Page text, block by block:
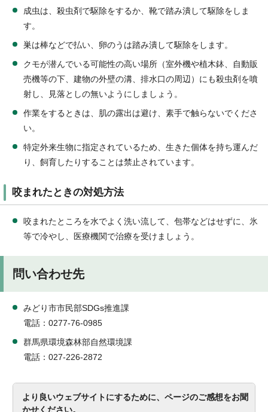
成虫は、殺虫剤で駆除をするか、靴で踏み潰して駆除をしま
す。
巣は棒などで払い、卵のうは踏み潰して駆除をします。
クモが潜んでいる可能性の高い場所（室外機や植木鉢、自動販
売機等の下、建物の外壁の溝、排水口の周辺）にも殺虫剤を噴
射し、見落としの無いようにしましょう。
作業をするときは、肌の露出は避け、素手で触らないでくださ
い。
特定外来生物に指定されているため、生きた個体を持ち運んだ
り、飼育したりすることは禁止されています。
咬まれたときの対処方法
咬まれたところを水でよく洗い流して、包帯などはせずに、氷
等で冷やし、医療機関で治療を受けましょう。
問い合わせ先
みどり市市民部SDGs推進課
電話：0277-76-0985
群馬県環境森林部自然環境課
電話：027-226-2872
より良いウェブサイトにするために、ページのご感想をお聞
かせください。